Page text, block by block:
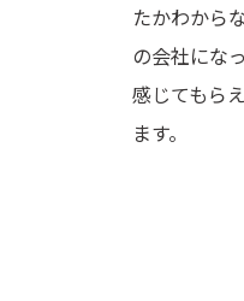
たかわから
の会社にな
感じてもら
ます。